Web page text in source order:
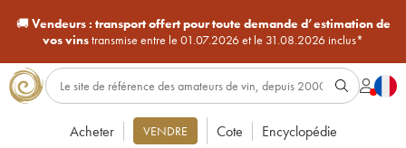
🚚Vendeurs : transport offert pour toute demande d’estimation de
vos vinstransmise entre le 01.07.2026 et le 31.08.2026 inclus*
Acheter VENDRE Cote Encyclopédie